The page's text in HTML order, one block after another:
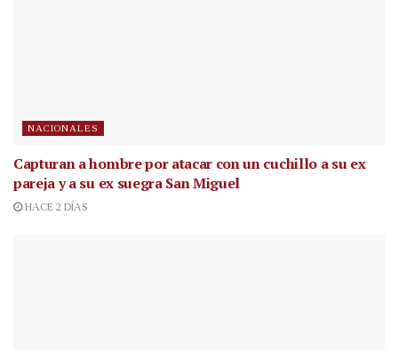
NACIONALES
Capturan a hombre por atacar con un cuchillo a su ex
pareja y a su ex suegra San Miguel
HACE 2 DÍAS